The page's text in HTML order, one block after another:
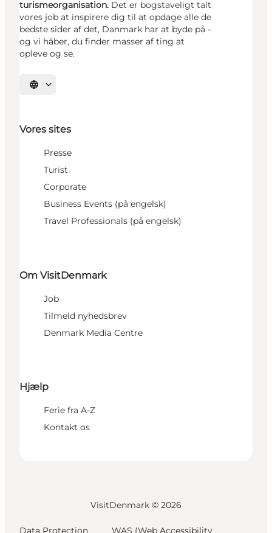
turismeorganisation. Det er bogstaveligt talt
vores job at inspirere dig til at opdage alle de
bedste sider af det, Danmark har at byde på -
og vi håber, du finder masser af ting at
opleve og se.
Vælg sprog
Vores sites
Presse
Turist
Corporate
Business Events (på engelsk)
Travel Professionals (på engelsk)
Om VisitDenmark
Job
Tilmeld nyhedsbrev
Denmark Media Centre
Hjælp
Ferie fra A-Z
Kontakt os
VisitDenmark © 2026
Data Protection WAS (Web Accessibility